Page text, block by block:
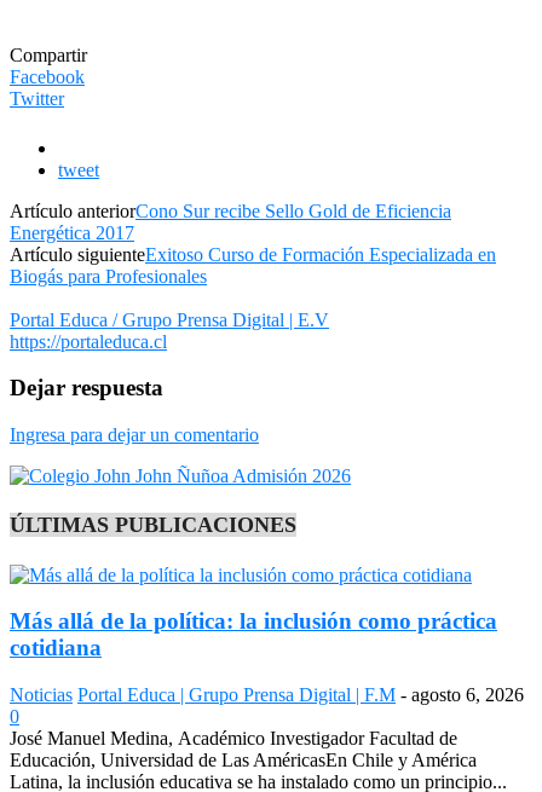
Compartir
Facebook
Twitter
tweet
Artículo anteriorCono Sur recibe Sello Gold de Eficiencia
Energética 2017
Artículo siguienteExitoso Curso de Formación Especializada en
Biogás para Profesionales
Portal Educa / Grupo Prensa Digital | E.V
https://portaleduca.cl
Dejar respuesta
Ingresa para dejar un comentario
ÚLTIMAS PUBLICACIONES
Más allá de la política: la inclusión como práctica
cotidiana
Noticias Portal Educa | Grupo Prensa Digital | F.M - agosto 6, 2026
0
José Manuel Medina, Académico Investigador Facultad de
Educación, Universidad de Las AméricasEn Chile y América
Latina, la inclusión educativa se ha instalado como un principio...